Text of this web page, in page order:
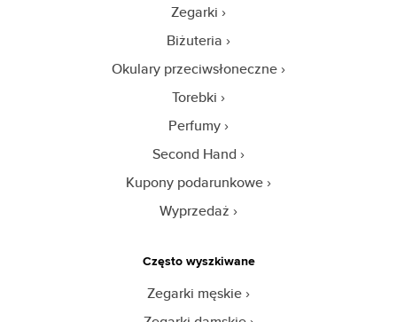
Zegarki
Biżuteria
Okulary przeciwsłoneczne
Torebki
Perfumy
Second Hand
Kupony podarunkowe
Wyprzedaż
Często wyszkiwane
Zegarki męskie